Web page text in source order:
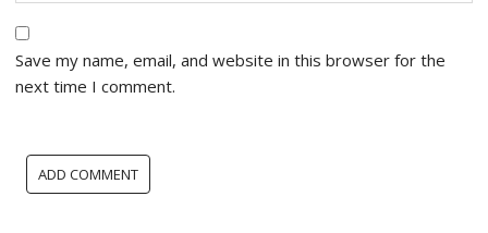
Save my name, email, and website in this browser for the
next time I comment.